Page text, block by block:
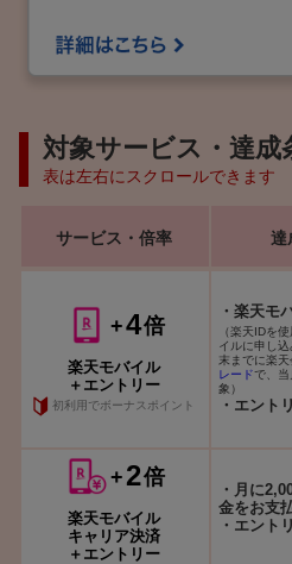
対象サービス・達成
表は左右にスクロールできます
サービス・倍率
+4倍
楽天モバイル
＋エントリー
初利用でボーナスポイント
+ 2倍
楽天モバイル
キャリア決済
＋エントリー
達
・楽天モ
（楽天IDを
イルに申し込
末までに楽
レードで、当
象）
・エント
・月に
金をお支
・エント